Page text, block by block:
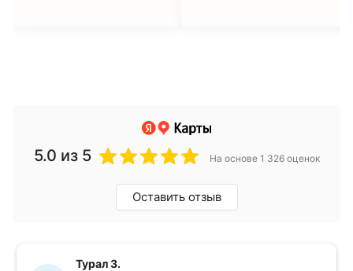
5.0 из 5 На основе 1 326 оценок
Оставить отзыв
Турал З.